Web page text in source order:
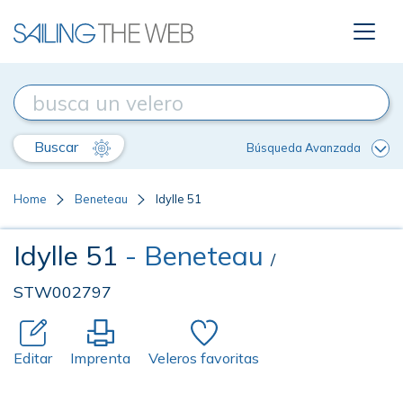
Buscar Búsqueda Avanzada
Home Beneteau Idylle 51
Idylle 51 - Beneteau /
STW002797
Editar Imprenta Veleros favoritas